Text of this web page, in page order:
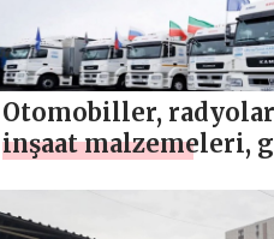
Otomobiller,
inşaat malzemeleri,
SVO bölgesine yeni